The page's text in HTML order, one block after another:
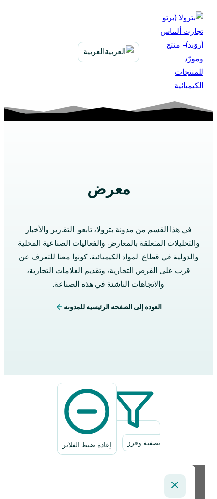
التجاوز
المحتوى
العربية
معرض
في هذا القسم من مدونة بترولا، تابعوا التقارير والأخبار
والتحليلات المتعلقة بالمعارض والفعاليات الصناعية المحلية
والدولية في قطاع المواد الكيميائية. كونوا معنا للتعرف عن
قرب على الفرص التجارية، وتقديم العلامات التجارية،
والاتجاهات الناشئة في هذه الصناعة.
العودة إلى الصفحة الرئيسية للمدونة
تصفية وفرز إعادة ضبط الفلاتر